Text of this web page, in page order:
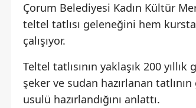
Çorum Belediyesi Kadın Kültür
teltel tatlısı geleneğini hem
çalışıyor.
Teltel tatlısının yaklaşık 200
şeker ve sudan hazırlanan
usulü hazırlandığını anlattı.